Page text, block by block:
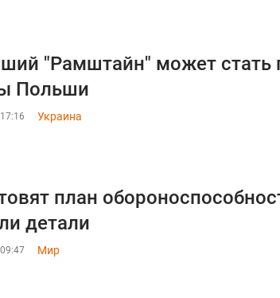
"Рамштайн" может стать
Польши
Украина
план
детали
Мир